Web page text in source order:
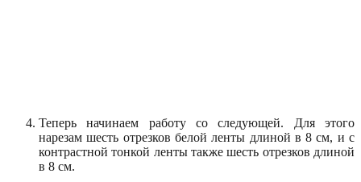
Теперь начинаем работу со следующей. Для этого
нарезам шесть отрезков белой ленты длиной в 8 см, и с
контрастной тонкой ленты также шесть отрезков длиной
в 8 см.